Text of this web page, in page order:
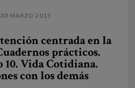
30 MARZO 2015
centrada en la
prácticos.
10. Vida Cotidiana.
con los demás